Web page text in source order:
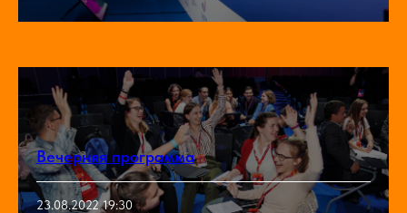
Вечерняя программа
23.08.2022 19:30